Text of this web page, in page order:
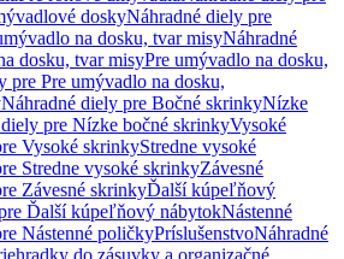
doskyNáhradné diely pre
na dosku, tvar misyNáhradné
dosku, tvar misyPre umývadlo na dosku,
pre Pre umývadlo na dosku,
Náhradné diely pre Bočné skrinkyNízke
pre Nízke bočné skrinkyVysoké
Vysoké skrinkyStredne vysoké
Stredne vysoké skrinkyZávesné
Závesné skrinkyĎalší kúpeľňový
Ďalší kúpeľňový nábytokNástenné
Nástenné poličkyPríslušenstvoNáhradné
do zásuvky a organizačné